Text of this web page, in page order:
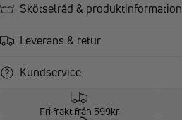
Skötselråd & produktinformation
Leverans & retur
Kundservice
Fri frakt från 599kr